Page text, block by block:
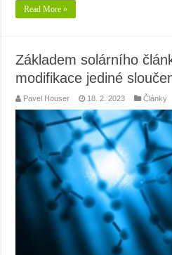
Read More »
Základem solárního
modifikace jediné
Pavel Houser 18. 2. 2023 Články